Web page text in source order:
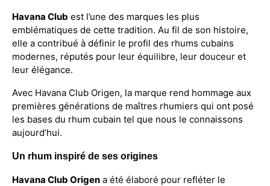
Havana Club est l’une des marques les plus
emblématiques de cette tradition. Au fil de son histoire,
elle a contribué à définir le profil des rhums cubains
modernes, réputés pour leur équilibre, leur douceur et
leur élégance.
Avec Havana Club Origen, la marque rend hommage aux
premières générations de maîtres rhumiers qui ont posé
les bases du rhum cubain tel que nous le connaissons
aujourd’hui.
Un rhum inspiré de ses origines
Havana Club Origen a été élaboré pour refléter le